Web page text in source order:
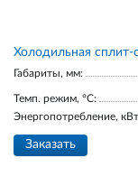
Холодильная сплит-
Габариты, мм:
Темп. режим, °С:
Энергопотребление,
Заказать